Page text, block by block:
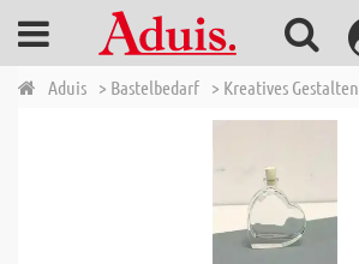
Aduis > Bastelbedarf > Kreatives Gestalten